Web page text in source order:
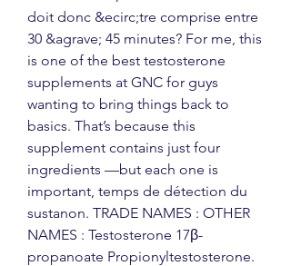
doit donc &ecirc;tre comprise entre
30 &agrave; 45 minutes? For me, this
is one of the best testosterone
supplements at GNC for guys
wanting to bring things back to
basics. That’s because this
supplement contains just four
ingredients —but each one is
important, temps de détection du
sustanon. TRADE NAMES : OTHER
NAMES : Testosterone 17β-
propanoate Propionyltestosterone.